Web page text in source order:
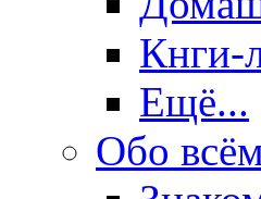
Кнги-
Ещё...
Обо